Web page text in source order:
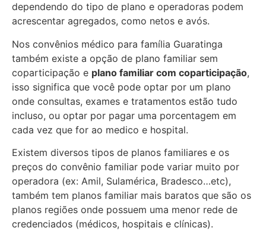
dependendo do tipo de plano e operadoras podem
acrescentar agregados, como netos e avós.
Nos convênios médico para família Guaratinga
também existe a opção de plano familiar sem
coparticipação e plano familiar com coparticipação,
isso significa que você pode optar por um plano
onde consultas, exames e tratamentos estão tudo
incluso, ou optar por pagar uma porcentagem em
cada vez que for ao medico e hospital.
Existem diversos tipos de planos familiares e os
preços do convênio familiar pode variar muito por
operadora (ex: Amil, Sulamérica, Bradesco…etc),
também tem planos familiar mais baratos que são os
planos regiões onde possuem uma menor rede de
credenciados (médicos, hospitais e clínicas).